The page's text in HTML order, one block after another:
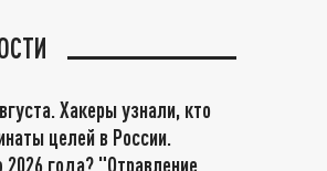
Хакеры узнали, кто
целей в России.
года? "Отравление